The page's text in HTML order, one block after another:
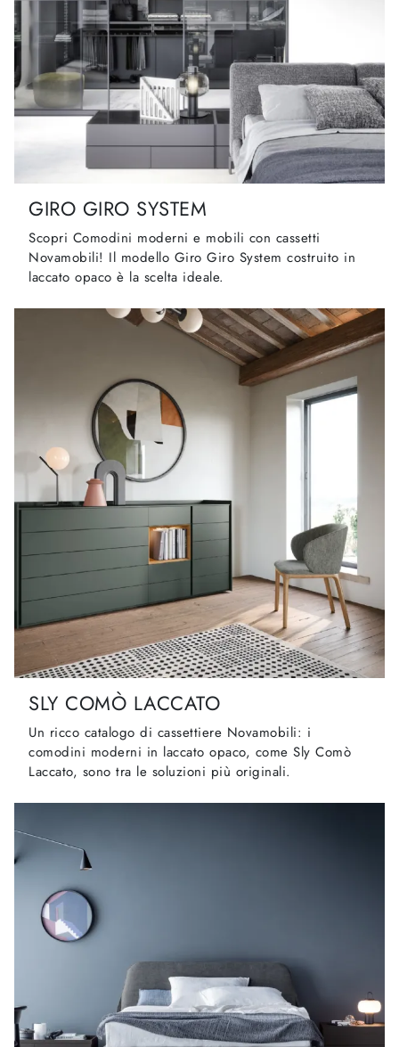
GIRO GIRO SYSTEM
Scopri Comodini moderni e mobili con cassetti
Novamobili! Il modello Giro Giro System costruito in
laccato opaco è la scelta ideale.
SLY COMÒ LACCATO
Un ricco catalogo di cassettiere Novamobili: i
comodini moderni in laccato opaco, come Sly Comò
Laccato, sono tra le soluzioni più originali.